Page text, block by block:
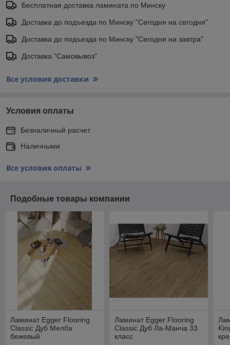
Бесплатная доставка ламината по Минску
Доставка до подъезда по Минску "Сегодня на сегодня"
Доставка до подъезда по Минску "Сегодня на завтра"
Доставка "Самовывоз"
Все условия доставки
Условия оплаты
Безналичный расчет
Наличными
Все условия оплаты
Подобные товары компании
Ламинат Egger Flooring
Classic Дуб Мелба
бежевый
Ламинат Egger Flooring
Classic Дуб Ла-Манча 33
класс